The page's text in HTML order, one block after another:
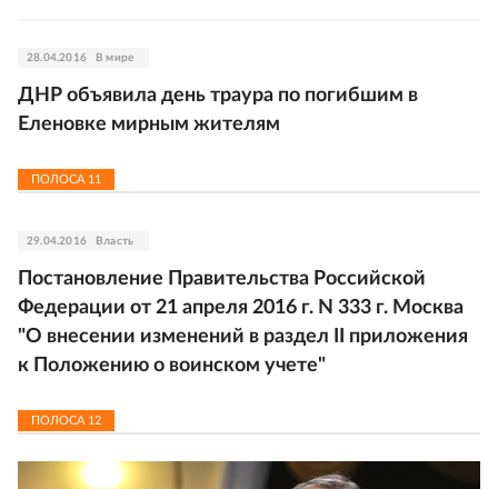
28.04.2016 В мире
ДНР объявила день траура по погибшим в
Еленовке мирным жителям
ПОЛОСА 11
29.04.2016 Власть
Постановление Правительства Российской
Федерации от 21 апреля 2016 г. N 333 г. Москва
"О внесении изменений в раздел II приложения
к Положению о воинском учете"
ПОЛОСА 12